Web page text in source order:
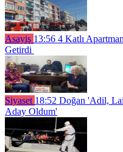
Asayiş 13:56 4 Katlı
Getirdi
Siyaset 18:52 Doğan 'Adil,
Aday Oldum'